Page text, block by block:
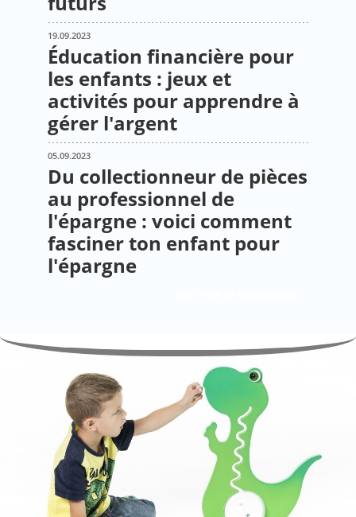
19.09.2023
Éducation financière pour
les enfants : jeux et
activités pour apprendre à
gérer l'argent
05.09.2023
Du collectionneur de pièces
au professionnel de
l'épargne : voici comment
fasciner ton enfant pour
l'épargne